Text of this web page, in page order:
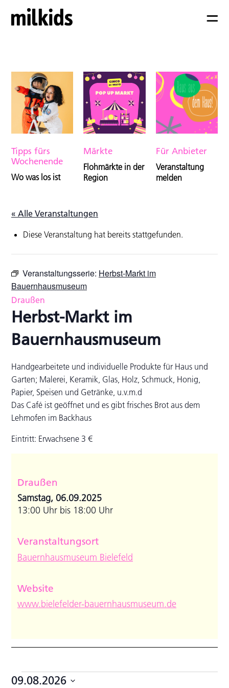
Tipps fürs
Wochenende
Wo was los ist
Märkte
Flohmärkte in der
Region
Für Anbieter
Veranstaltung
melden
« Alle Veranstaltungen
Diese Veranstaltung hat bereits stattgefunden.
Veranstaltungsserie: Herbst-Markt im
Bauernhausmuseum
Draußen
Herbst-Markt im
Bauernhausmuseum
Handgearbeitete und individuelle Produkte für Haus und
Garten; Malerei, Keramik, Glas, Holz, Schmuck, Honig,
Papier, Speisen und Getränke, u.v.m.d
Das Café ist geöffnet und es gibt frisches Brot aus dem
Lehmofen im Backhaus
Eintritt: Erwachsene 3 €
Draußen
Samstag, 06.09.2025
13:00 Uhr bis 18:00 Uhr
Veranstaltungsort
Bauernhausmuseum Bielefeld
Website
www.bielefelder-bauernhausmuseum.de
Veranstaltungen
09.08.2026